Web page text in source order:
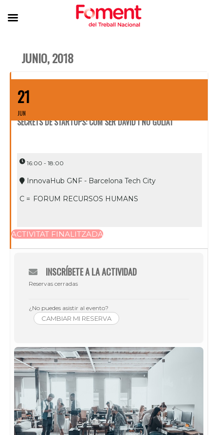
JUNIO, 2018
21
JUN
SECRETS DE STARTUPS: COM SER DAVID I NO GOLIAT
16:00 - 18:00
InnovaHub GNF - Barcelona Tech City
C = FORUM RECURSOS HUMANS
ACTIVITAT FINALITZADA
INSCRÍBETE A LA ACTIVIDAD
Reservas cerradas
¿No puedes asistir al evento?
CAMBIAR MI RESERVA